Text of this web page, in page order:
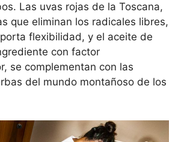
Las uvas rojas de la Toscana,
que eliminan los radicales libres,
flexibilidad, y el aceite de
con factor
se complementan con las
del mundo montañoso de los